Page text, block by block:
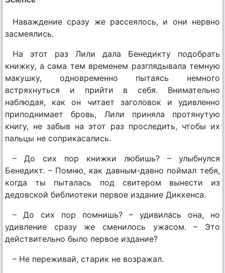
Наваждение сразу же рассеялось, и они нервно
засмеялись.
На этот раз Лили дала Бенедикту подобрать
книжку, а сама тем временем разглядывала темную
макушку, одновременно пытаясь немного
встряхнуться и прийти в себя. Внимательно
наблюдая, как он читает заголовок и удивленно
приподнимает бровь, Лили приняла протянутую
книгу, не забыв на этот раз проследить, чтобы их
пальцы не соприкасались.
– До сих пор книжки любишь? – улыбнулся
Бенедикт. – Помню, как давным-давно поймал тебя,
когда ты пыталась под свитером вынести из
дедовской библиотеки первое издание Диккенса.
– До сих пор помнишь? – удивилась она, но
удивление сразу же сменилось ужасом. – Это
действительно было первое издание?
– Не переживай, старик не возражал.